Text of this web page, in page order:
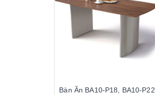
Bàn Ăn BA10-P18, BA10-P22